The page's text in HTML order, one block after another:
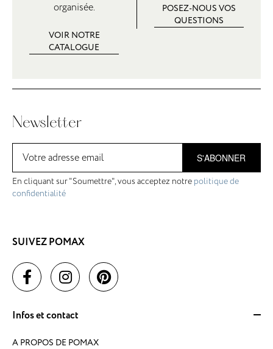
organisée.
VOIR NOTRE
CATALOGUE
POSEZ-NOUS VOS
QUESTIONS
Newsletter
S'ABONNER
En cliquant sur "Soumettre", vous acceptez notre politique de
confidentialité
SUIVEZ POMAX
Infos et contact
A PROPOS DE POMAX